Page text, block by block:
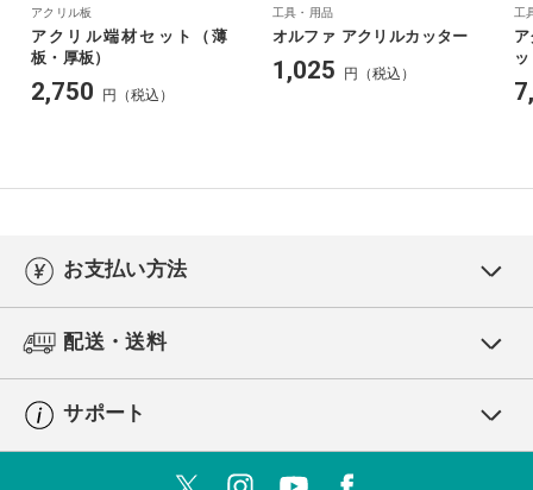
アクリル板
アクリル端材セット（薄
板・厚板）
2,750 円（税込）
工具・用品
オルファ アクリルカッター
1,025 円（税込）
工
お支払い方法
配送・送料
サポート